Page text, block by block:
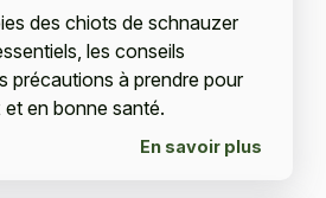
des chiots de schnauzer
les conseils
précautions à prendre pour
en bonne santé.
En savoir plus